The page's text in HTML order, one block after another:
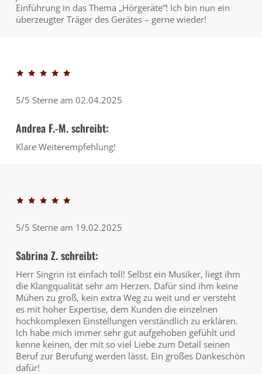
Einführung in das Thema „Hörgeräte“! Ich bin nun ein
überzeugter Träger des Gerätes – gerne wieder!
5/5 Sterne am 02.04.2025
Andrea F.-M. schreibt:
Klare Weiterempfehlung!
5/5 Sterne am 19.02.2025
Sabrina Z. schreibt:
Herr Singrin ist einfach toll! Selbst ein Musiker, liegt ihm
die Klangqualität sehr am Herzen. Dafür sind ihm keine
Mühen zu groß, kein extra Weg zu weit und er versteht
es mit hoher Expertise, dem Kunden die einzelnen
hochkomplexen Einstellungen verständlich zu erklären.
Ich habe mich immer sehr gut aufgehoben gefühlt und
kenne keinen, der mit so viel Liebe zum Detail seinen
Beruf zur Berufung werden lässt. Ein großes Dankeschön
dafür!